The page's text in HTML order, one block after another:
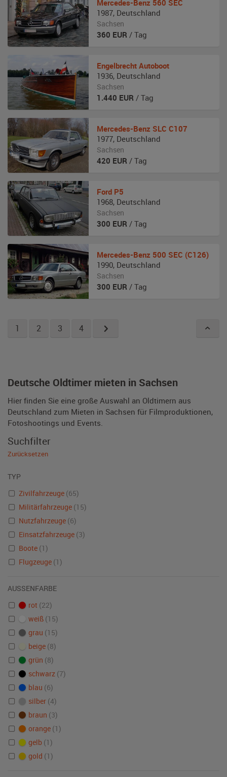
Deutsche Oldtimer mieten in Sachsen
Hier finden Sie eine große Auswahl an Oldtimern aus
Deutschland zum Mieten in Sachsen für Filmproduktionen,
Fotoshootings und Events.
Mercedes-Benz 560 SEC
1987, Deutschland
Sachsen
360 EUR / Tag
Engelbrecht Autoboot
1936, Deutschland
Sachsen
1.440 EUR / Tag
Mercedes-Benz SLC C107
1977, Deutschland
Sachsen
420 EUR / Tag
Ford P5
1968, Deutschland
Sachsen
300 EUR / Tag
Mercedes-Benz 500 SEC (C126)
1990, Deutschland
Sachsen
300 EUR / Tag
1 2 3 4
Suchfilter
Zurücksetzen
TYP
Zivilfahrzeuge (65)
Militärfahrzeuge (15)
Nutzfahrzeuge (6)
Einsatzfahrzeuge (3)
Boote (1)
Flugzeuge (1)
AUSSENFARBE
rot (22)
weiß (15)
grau (15)
beige (8)
grün (8)
schwarz (7)
blau (6)
silber (4)
braun (3)
orange (1)
gelb (1)
gold (1)